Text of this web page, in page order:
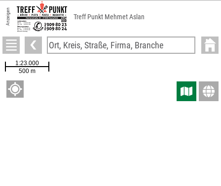
Anzeigen Treff Punkt Mehmet Aslan